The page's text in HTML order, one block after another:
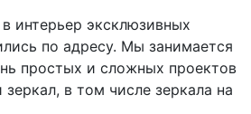
интерьер эксклюзивных
по адресу. Мы занимается
простых и сложных проектов
зеркал, в том числе зеркала на